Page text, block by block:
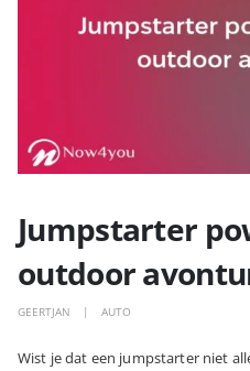
Jumpstarter
outdoor
GEERTJAN AUTO
Wist je dat een jumpstarter niet